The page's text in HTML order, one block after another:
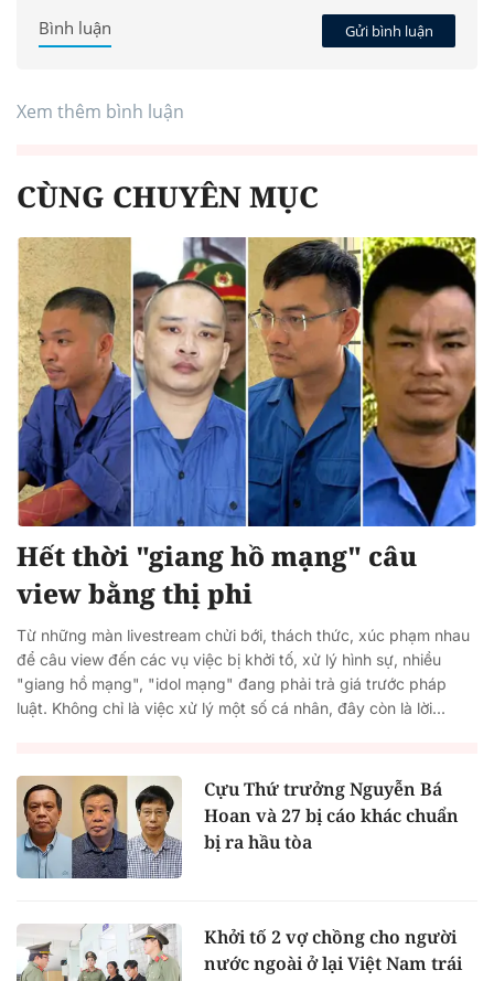
Gửi bình luận
Bình luận
Xem thêm bình luận
CÙNG CHUYÊN MỤC
Hết thời "giang hồ mạng" câu
view bằng thị phi
Từ những màn livestream chửi bới, thách thức, xúc phạm nhau
để câu view đến các vụ việc bị khởi tố, xử lý hình sự, nhiều
"giang hồ mạng", "idol mạng" đang phải trả giá trước pháp
luật. Không chỉ là việc xử lý một số cá nhân, đây còn là lời...
Cựu Thứ trưởng Nguyễn Bá
Hoan và 27 bị cáo khác chuẩn
bị ra hầu tòa
Khởi tố 2 vợ chồng cho người
nước ngoài ở lại Việt Nam trái